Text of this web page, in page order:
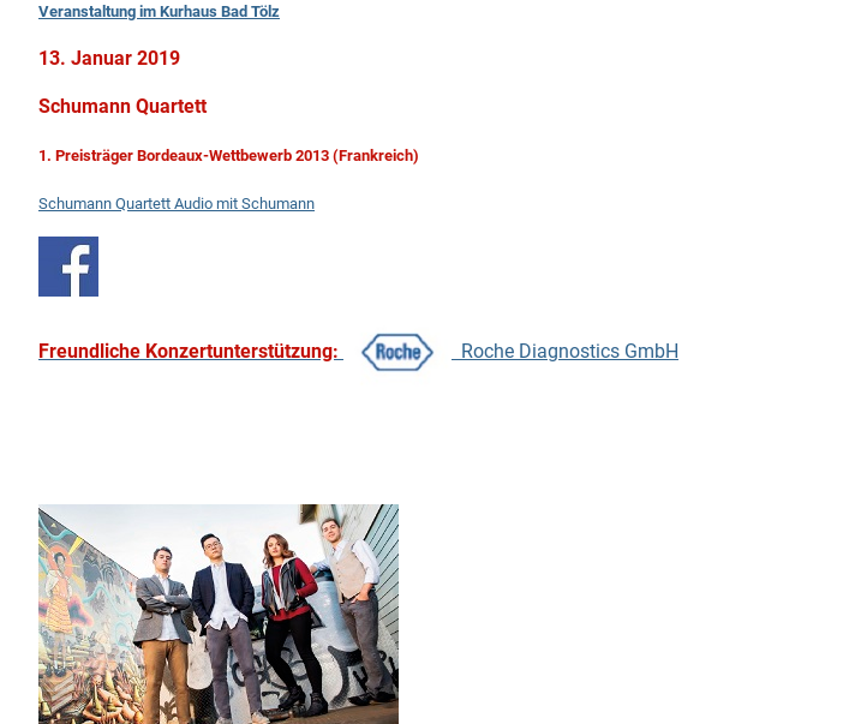
Veranstaltung im Kurhaus Bad Tölz
13. Januar 2019
Schumann Quartett
1. Preisträger Bordeaux-Wettbewerb 2013 (Frankreich)
Schumann Quartett Audio mit Schumann
Freundliche Konzertunterstützung: Roche Diagnostics GmbH